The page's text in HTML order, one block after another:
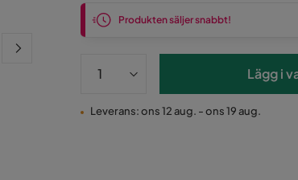
Produkten säljer snabbt!
Lägg i
Leverans: ons 12 aug. - ons 19 aug.